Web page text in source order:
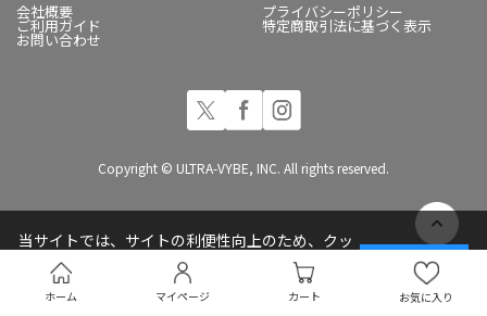
ホーム マイページ カート お気に入り
会社概要 プライバシーポリシー
ご利用ガイド 特定商取引法に基づく表示
お問い合わせ
Copyright © ULTRA-VYBE, INC. All rights reserved.
当サイトでは、サイトの利便性向上のため、クッ
キー(Cookie)を使用しています
プライバシーポリシー
承諾する